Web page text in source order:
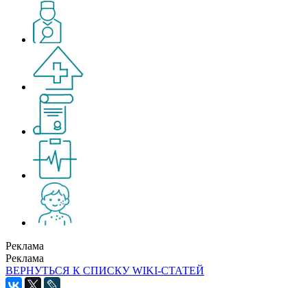
Реклама
Реклама
ВЕРНУТЬСЯ К СПИСКУ WIKI-СТАТЕЙ